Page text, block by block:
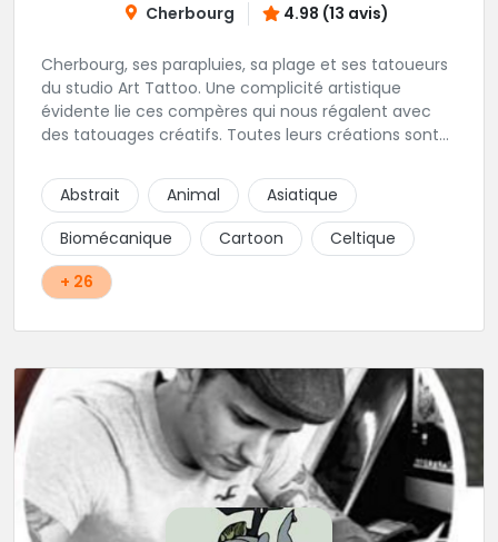
Cherbourg 4.98 (13 avis)
Cherbourg, ses parapluies, sa plage et ses tatoueurs
du studio Art Tattoo. Une complicité artistique
évidente lie ces compères qui nous régalent avec
des tatouages créatifs. Toutes leurs créations sont
d'hygiène les plus strictes. Du new-school, du old
school, fantasy ou encore réaliste, Niko, Anthony,
Cody et les nombreux Guest seront adapter vos
idées en tatouages uniques et créatifs.
Abstrait Animal
Asiatique
Biomécanique
Cartoon
Celtique
+ 26